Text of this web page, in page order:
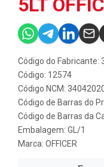
5LT
Código do Fabricante:
Código: 12574
Código NCM:
Código de Barras do
Código de Barras da
Embalagem: GL/1
Marca: OFFICER